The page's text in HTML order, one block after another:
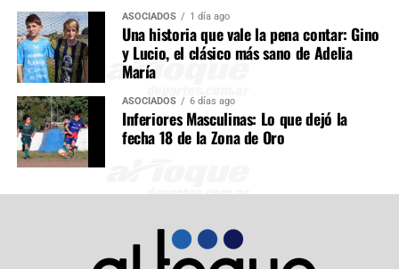
ASOCIADOS 1 día ago
Una historia que vale la pena contar: Gino
y Lucio, el clásico más sano de Adelia
María
ASOCIADOS 6 días ago
Inferiores Masculinas: Lo que dejó la
fecha 18 de la Zona de Oro